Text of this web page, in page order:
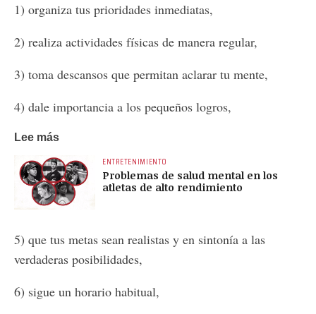
1) organiza tus prioridades inmediatas,
2) realiza actividades físicas de manera regular,
3) toma descansos que permitan aclarar tu mente,
4) dale importancia a los pequeños logros,
Lee más
ENTRETENIMIENTO
Problemas de salud mental en los
atletas de alto rendimiento
5) que tus metas sean realistas y en sintonía a las
verdaderas posibilidades,
6) sigue un horario habitual,